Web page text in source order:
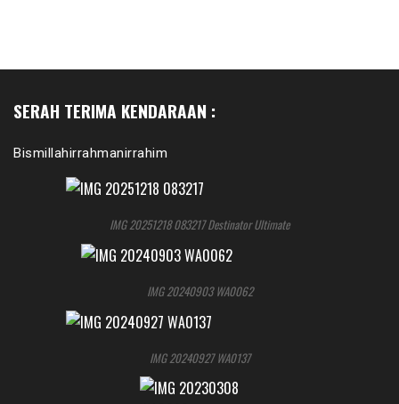
SERAH TERIMA KENDARAAN :
Bismillahirrahmanirrahim
IMG 20251218 083217 Destinator Ultimate
IMG 20240903 WA0062
IMG 20240927 WA0137